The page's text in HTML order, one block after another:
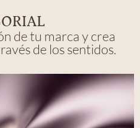
de tu marca y crea
de los sentidos.